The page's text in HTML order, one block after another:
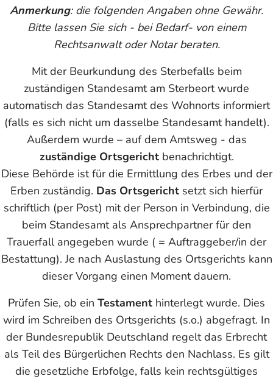
Anmerkung: die folgenden Angaben ohne Gewähr.
Bitte lassen Sie sich - bei Bedarf- von einem
Rechtsanwalt oder Notar beraten.
Mit der Beurkundung des Sterbefalls beim
zuständigen Standesamt am Sterbeort wurde
automatisch das Standesamt des Wohnorts informiert
(falls es sich nicht um dasselbe Standesamt handelt).
Außerdem wurde – auf dem Amtsweg - das
zuständige Ortsgerichtbenachrichtigt.
Diese Behörde ist für die Ermittlung des Erbes und der
Erben zuständig. Das Ortsgericht setzt sich hierfür
schriftlich (per Post) mit der Person in Verbindung, die
beim Standesamt als Ansprechpartner für den
Trauerfall angegeben wurde ( = Auftraggeber/in der
Bestattung). Je nach Auslastung des Ortsgerichts kann
dieser Vorgang einen Moment dauern.
Prüfen Sie, ob ein Testament hinterlegt wurde. Dies
wird im Schreiben des Ortsgerichts (s.o.) abgefragt. In
der Bundesrepublik Deutschland regelt das Erbrecht
als Teil des Bürgerlichen Rechts den Nachlass. Es gilt
die gesetzliche Erbfolge, falls kein rechtsgültiges